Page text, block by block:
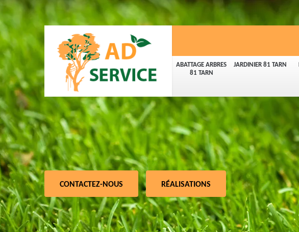
ABATTAGE ARBRES
81 TARN
JARDINIER 81 TARN
CONTACTEZ-NOUS RÉALISATIONS